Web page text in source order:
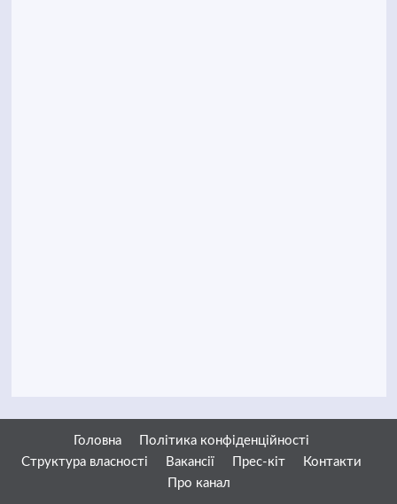
Головна
Політика конфіденційності
Структура власності
Вакансії Прес-кіт
Контакти
Про канал